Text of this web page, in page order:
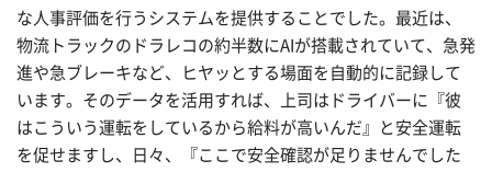
な人事評価を行うシステムを提供することでした。最近は、
物流トラックのドラレコの約半数にAIが搭載されていて、急発
進や急ブレーキなど、ヒヤッとする場面を自動的に記録して
います。そのデータを活用すれば、上司はドライバーに『彼
はこういう運転をしているから給料が高いんだ』と安全運転
を促せますし、日々、『ここで安全確認が足りませんでした